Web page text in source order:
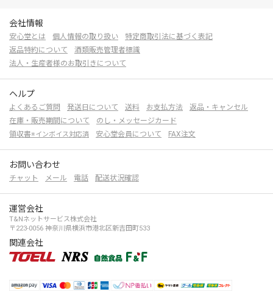
会社情報
安心堂とは 個人情報の取り扱い
特定商取引法に基づく表記
返品特約について
酒類販売管理者標識
法人・生産者様のお取引きについて
ヘルプ
よくあるご質問 発送日について 送料 お支払方法
返品・キャンセル
在庫・販売期間について
のし・メッセージカード
領収書※インボイス対応済 安心堂会員について FAX注文
お問い合わせ
チャット メール 電話 配送状況確認
運営会社
T&Nネットサービス株式会社
〒223-0056 神奈川県横浜市港北区新吉田町533
関連会社